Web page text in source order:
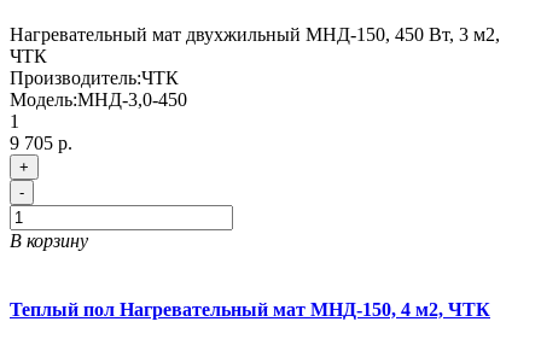
Нагревательный мат двухжильный МНД-150, 450 Вт, 3 м2,
ЧТК
Производитель:ЧТК
Модель:МНД-3,0-450
1
9 705 р.
+
-
В корзину
Теплый пол Нагревательный мат МНД-150, 4 м2, ЧТК